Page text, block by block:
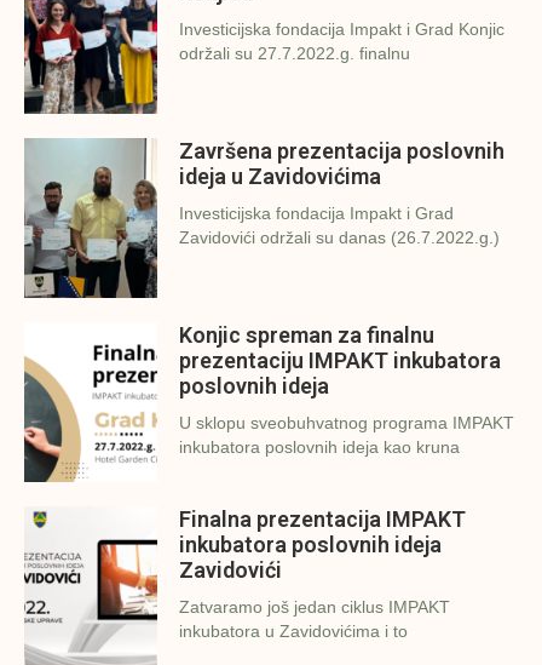
Investicijska fondacija Impakt i Grad Konjic
održali su 27.7.2022.g. finalnu
Završena prezentacija poslovnih
ideja u Zavidovićima
Investicijska fondacija Impakt i Grad
Zavidovići održali su danas (26.7.2022.g.)
Konjic spreman za finalnu
prezentaciju IMPAKT inkubatora
poslovnih ideja
U sklopu sveobuhvatnog programa IMPAKT
inkubatora poslovnih ideja kao kruna
Finalna prezentacija IMPAKT
inkubatora poslovnih ideja
Zavidovići
Zatvaramo još jedan ciklus IMPAKT
inkubatora u Zavidovićima i to